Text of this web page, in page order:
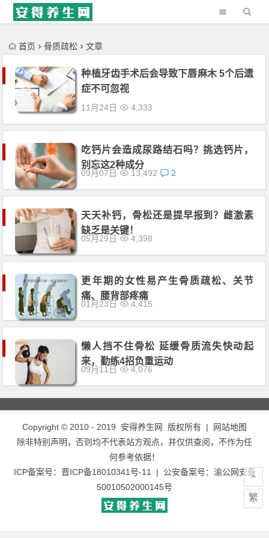
'); })();
首页 骨质疏松 文章
种植牙齿手术后会导致下唇麻木 5个后遗
症不可忽视
11月24日 4,333
吃钙片会造成尿路结石吗？挑选钙片，
别忘这2种成分
09月07日 13,492 2
天天补钙，骨松还是提早报到？雌激素
缺乏是关键！
05月29日 4,398
更年期的女性易产生骨质疏松、关节
痛、腰背部疼痛
01月23日 4,415
懒人挡不住骨松 延缓骨质流失快动起
来，勤练4招负重运动
09月11日 4,076
Copyright © 2010 - 2019 安得养生网 版权所有 |
网站地图
除非特别声明，否则均不代表站方观点，并仅供查阅，不作为任
何参考依据！
ICP备案号： 晋ICP备18010341号-11 | 公安备案号： 渝公网安备
50010502000145号
繁